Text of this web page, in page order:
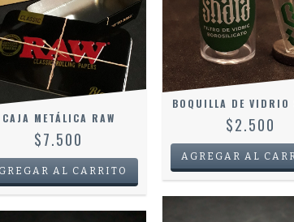
CAJA METÁLICA RAW
$7.500
BOQUILLA DE VIDRIO
$2.500